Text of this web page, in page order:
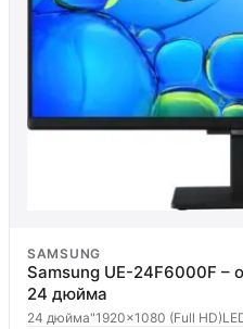
SAMSUNG
Samsung UE-24F6000F –
24 дюйма
24 дюйма"1920x1080 (Full HD)